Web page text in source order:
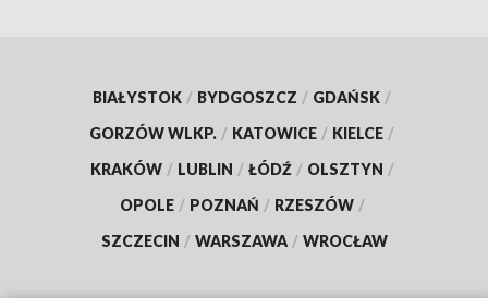
BIAŁYSTOK / BYDGOSZCZ / GDAŃSK /
GORZÓW WLKP. / KATOWICE / KIELCE /
KRAKÓW / LUBLIN / ŁÓDŹ / OLSZTYN /
OPOLE / POZNAŃ / RZESZÓW /
SZCZECIN / WARSZAWA / WROCŁAW